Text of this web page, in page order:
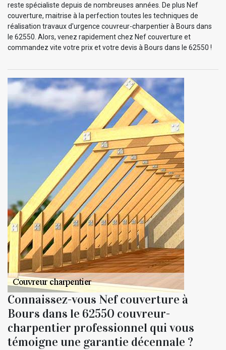
reste spécialiste depuis de nombreuses années. De plus Nef
couverture, maitrise à la perfection toutes les techniques de
réalisation travaux d'urgence couvreur-charpentier à Bours dans
le 62550. Alors, venez rapidement chez Nef couverture et
commandez vite votre prix et votre devis à Bours dans le 62550 !
Connaissez-vous Nef couverture à
Bours dans le 62550 couvreur-
charpentier professionnel qui vous
témoigne une garantie décennale ?